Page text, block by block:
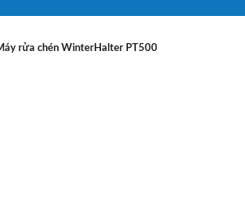
rửa chén WinterHalter PT500